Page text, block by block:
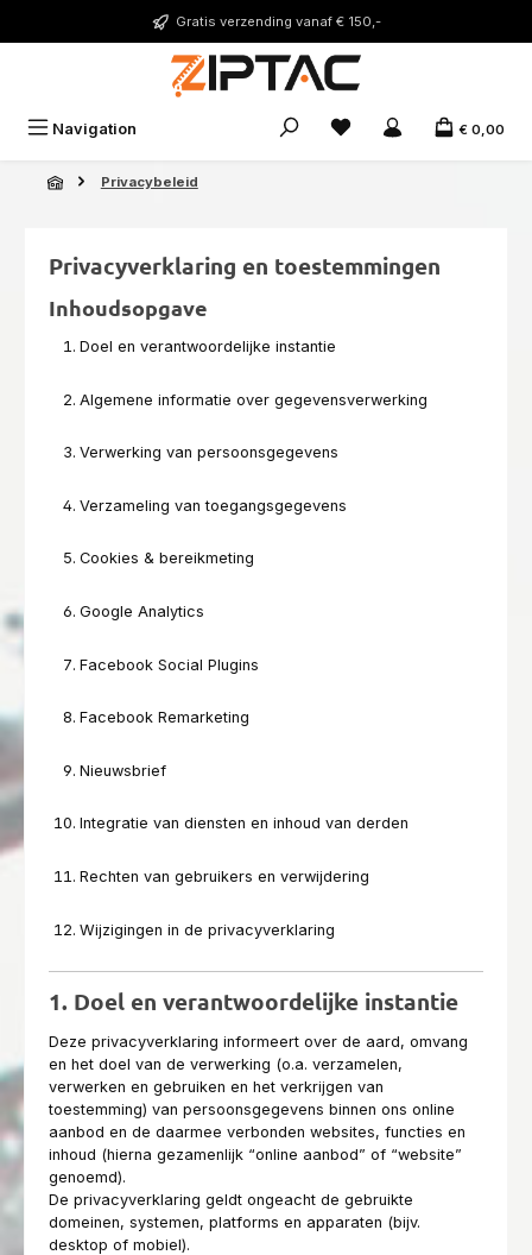
Ga naar de hoofdinhoudGratis verzending vanaf € 150,-
Navigation Je hebt 0 items op je
€ 0,00
Privacybeleid
Privacyverklaring en toestemmingen
Inhoudsopgave
Doel en verantwoordelijke instantie
Algemene informatie over gegevensverwerking
Verwerking van persoonsgegevens
Verzameling van toegangsgegevens
Cookies & bereikmeting
Google Analytics
Facebook Social Plugins
Facebook Remarketing
Nieuwsbrief
Integratie van diensten en inhoud van derden
Rechten van gebruikers en verwijdering
Wijzigingen in de privacyverklaring
1. Doel en verantwoordelijke instantie
Deze privacyverklaring informeert over de aard, omvang
en het doel van de verwerking (o.a. verzamelen,
verwerken en gebruiken en het verkrijgen van
toestemming) van persoonsgegevens binnen ons online
aanbod en de daarmee verbonden websites, functies en
inhoud (hierna gezamenlijk “online aanbod” of “website”
genoemd).
De privacyverklaring geldt ongeacht de gebruikte
domeinen, systemen, platforms en apparaten (bijv.
desktop of mobiel).